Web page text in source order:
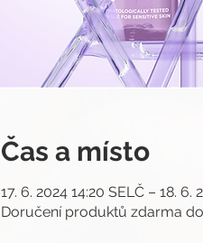
Čas a místo
17. 6. 2024 14:20 SELČ – 18. 6.
Doručení produktů zdarma